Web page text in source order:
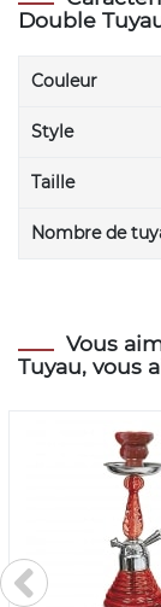
Double
Couleur
Style
Taille
Nombre de
Vous
Tuyau, vous